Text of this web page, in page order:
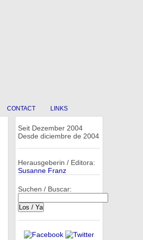
CONTACT LINKS
Seit Dezember 2004
Desde diciembre de 2004
Herausgeberin / Editora:
Susanne Franz
Suchen / Buscar: